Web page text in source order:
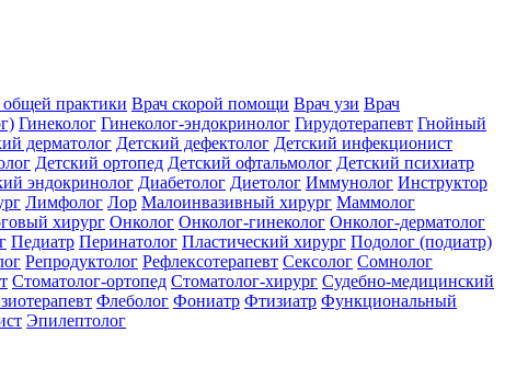
практики Врач скорой помощи Врач узи Врач
Гинеколог Гинеколог-эндокринолог Гирудотерапевт Гнойный
дерматолог Детский дефектолог Детский инфекционист
Детский ортопед Детский офтальмолог Детский психиатр
эндокринолог Диабетолог Диетолог Иммунолог Инструктор
Лимфолог Лор Малоинвазивный хирург Маммолог
хирург Онколог Онколог-гинеколог Онколог-дерматолог
Педиатр Перинатолог Пластический хирург Подолог (подиатр)
Репродуктолог Рефлексотерапевт Сексолог Сомнолог
Стоматолог-ортопед Стоматолог-хирург Судебно-медицинский
Флеболог Фониатр Фтизиатр Функциональный
Эпилептолог